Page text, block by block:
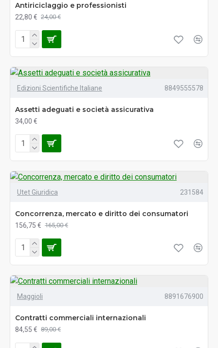
Antiriciclaggio e professionisti
22,80 € 24,00 €
Edizioni Scientifiche Italiane 8849555578
Assetti adeguati e società assicurativa
34,00 €
Utet Giuridica 231584
Concorrenza, mercato e diritto dei consumatori
156,75 € 165,00 €
Maggioli 8891676900
Contratti commerciali internazionali
84,55 € 89,00 €